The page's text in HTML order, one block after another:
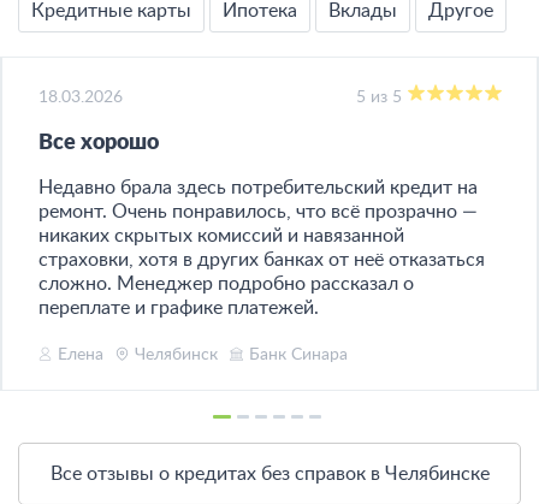
Кредитные карты Ипотека Вклады Другое
18.03.2026 5 из 5
Все хорошо
Недавно брала здесь потребительский кредит на
ремонт. Очень понравилось, что всё прозрачно —
никаких скрытых комиссий и навязанной
страховки, хотя в других банках от неё отказаться
сложно. Менеджер подробно рассказал о
переплате и графике платежей.
Елена Челябинск Банк Синара
Все отзывы о кредитах без справок в Челябинске